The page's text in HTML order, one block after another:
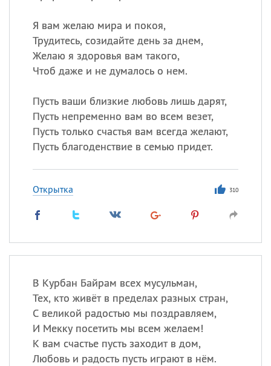
Я вам желаю мира и покоя,
Трудитесь, созидайте день за днем,
Желаю я здоровья вам такого,
Чтоб даже и не думалось о нем.
Пусть ваши близкие любовь лишь дарят,
Пусть непременно вам во всем везет,
Пусть только счастья вам всегда желают,
Пусть благоденствие в семью придет.
Открытка 310
В Курбан Байрам всех мусульман,
Тех, кто живёт в пределах разных стран,
С великой радостью мы поздравляем,
И Мекку посетить мы всем желаем!
К вам счастье пусть заходит в дом,
Любовь и радость пусть играют в нём.